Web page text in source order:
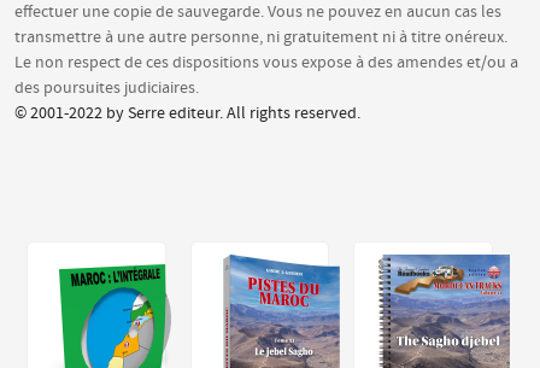
effectuer une copie de sauvegarde. Vous ne pouvez en aucun cas les
transmettre à une autre personne, ni gratuitement ni à titre onéreux.
Le non respect de ces dispositions vous expose à des amendes et/ou a
des poursuites judiciaires.
© 2001-2022 by Serre editeur. All rights reserved.